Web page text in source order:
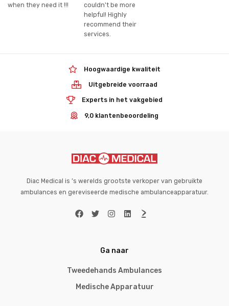
when they need it !!!
couldn't be more
helpful! Highly
recommend their
services.
Hoogwaardige kwaliteit
Uitgebreide voorraad
Experts in het vakgebied
9,0 klantenbeoordeling
Diac Medical is ’s werelds grootste verkoper van gebruikte
ambulances en gereviseerde medische ambulanceapparatuur.
Ga naar
Tweedehands Ambulances
Medische Apparatuur